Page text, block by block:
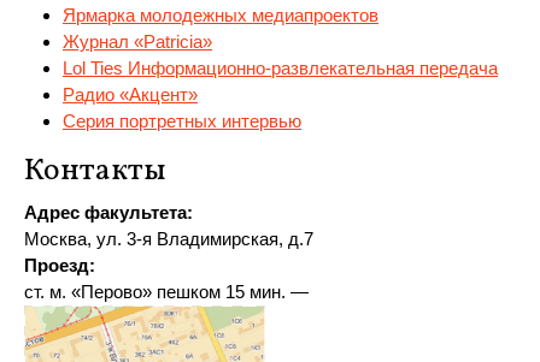
Ярмарка молодежных медиапроектов
Журнал «Patricia»
Lol Ties Информационно-развлекательная передача
Радио «Акцент»
Серия портретных интервью
Контакты
Адрес факультета:
Москва, ул. 3-я Владимирская, д.7
Проезд:
ст. м. «Перово» пешком 15 мин. —